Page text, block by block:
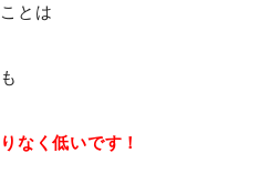
とは
なく低いです！